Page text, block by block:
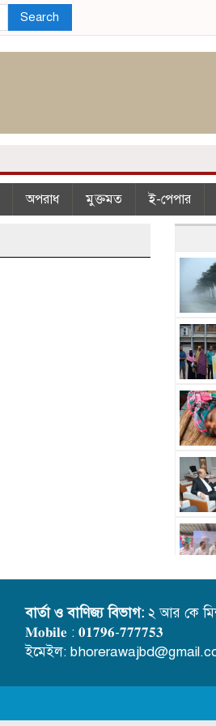
Search
অপরাধ মুক্তমত ই-পেপার
বার্তা ও বাণিজ্য বিভাগ: ২ আর কে
𝐌𝐨𝐛𝐢𝐥𝐞 : 𝟎𝟏𝟕𝟗𝟔-𝟕𝟕𝟕𝟕𝟓𝟑
ইমেইল: